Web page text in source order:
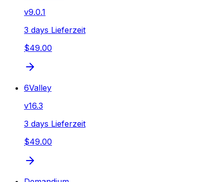
v9.0.1
3 days Lieferzeit
$49.00
6Valley
v16.3
3 days Lieferzeit
$49.00